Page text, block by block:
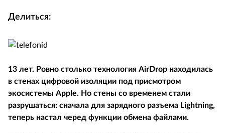
Делиться:
13 лет. Ровно столько технология AirDrop находилась
в стенах цифровой изоляции под присмотром
экосистемы Apple. Но стены со временем стали
разрушаться: сначала для зарядного разъема Lightning,
теперь настал черед функции обмена файлами.